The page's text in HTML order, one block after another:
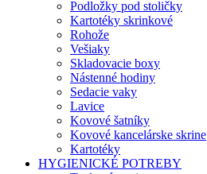
Podložky pod stoličky
Kartotéky skrinkové
Rohože
Vešiaky
Skladovacie boxy
Nástenné hodiny
Sedacie vaky
Lavice
Kovové šatníky
Kovové kancelárske skrine
Kartotéky
HYGIENICKÉ POTREBY